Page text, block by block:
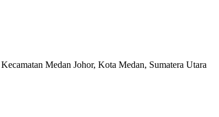
Medan Johor, Kota Medan, Sumatera Utara